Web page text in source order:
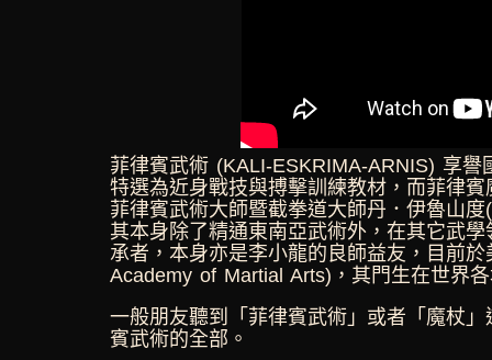
菲律賓武術 (KALI-ESKRIMA-ARNIS) 享
特選為近身戰技與搏擊訓練教材，而菲律
菲律賓武術大師暨截拳道大師丹．伊魯山
其本身除了精通東南亞武術外，在其它武
承者，本身亦是李小龍的良師益友，目前
Academy of Martial Arts)，其門生在世界
一般朋友聽到「菲律賓武術」或者「魔杖
賓武術的全部。